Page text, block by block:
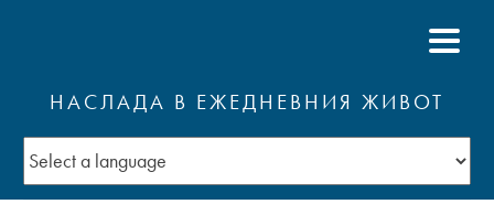
НАСЛАДА В ЕЖЕДНЕВНИЯ ЖИВОТ